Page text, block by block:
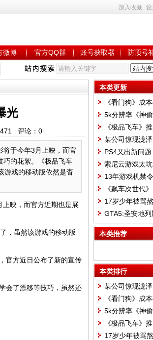
加入收藏 设
微博 官方QQ群 账号获取器 防顶号
光
评论： 0
将于今年3月上映，而官
巧的花絮。《极品飞车
游戏的移动版依然是杳
映，而官方近期也是展
，虽然该游戏的移动版
官方近日公布了新的宣传
会了漂移等技巧，虽然还
本类更新
《看门狗》成
已花6500万刀
5k分辨率《神
APU也流畅运行
《极品飞车》
车花絮曝光
某公司惊现泷
却无动于衷
PS4又出新问
易揉坏
索尼云游戏太
5M的网速
13年游戏机禁
族企业齐踏入
《飙车次世代
游戏演示视频
17岁少年被骂
喝农药自杀
GTA5:圣安地
玩家易沉迷
本类推荐
本类排行
某公司惊现泷
却无动于衷
《看门狗》成
已花6500万刀
5k分辨率《神
APU也流畅运行
《极品飞车》
车花絮曝光
17岁少年被骂